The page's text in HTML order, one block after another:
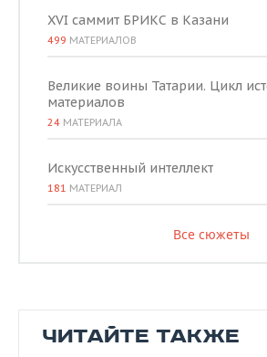
XVI саммит БРИКС в Казани
499 МАТЕРИАЛОВ
Великие воины Татарии. Цикл
материалов
24 МАТЕРИАЛА
Искусственный интеллект
181 МАТЕРИАЛ
Все сюжеты
ЧИТАЙТЕ ТАКЖЕ